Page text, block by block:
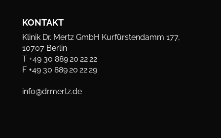
KONTAKT
Klinik Dr. Mertz GmbH Kurfürstendamm 177,
10707 Berlin
T +49 30 889 20 22 22
F +49 30 889 20 22 29
info@drmertz.de